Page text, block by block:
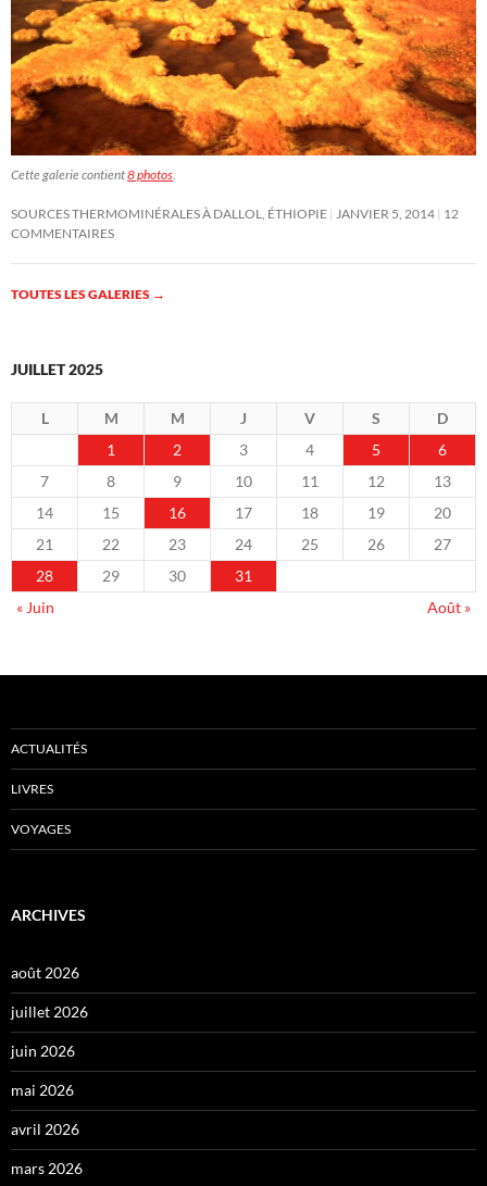
Cette galerie contient8 photos
SOURCES THERMOMINÉRALES À DALLOL, ÉTHIOPIE JANVIER 5, 2014 12
COMMENTAIRES
TOUTES LES GALERIES →
JUILLET 2025
L M M J V S
D
1
2 3 4 5
6
7
8 9 10 11 12
13
14
15 16 17 18 19
20
21
22 23 24 25 26
27
28
29 30
31
« Juin
Août »
ACTUALITÉS
LIVRES
VOYAGES
ARCHIVES
août 2026
juillet 2026
juin 2026
mai 2026
avril 2026
mars 2026